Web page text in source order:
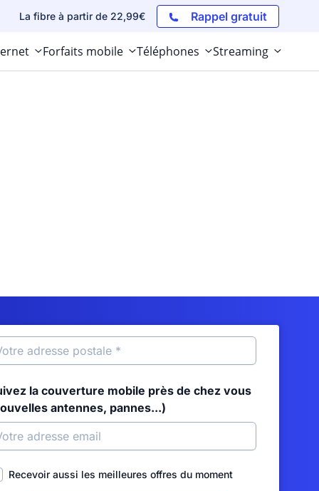
La fibre à partir de 22,99€ Rappel gratuit
Forfaits mobile Téléphones Streaming
la couverture mobile près de chez vous
antennes, pannes...)
Recevoir aussi les meilleures offres du moment